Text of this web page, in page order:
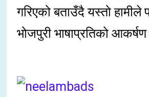
गरिएको बताउँदै यस्तो हामीले
भोजपुरी भाषाप्रतिको